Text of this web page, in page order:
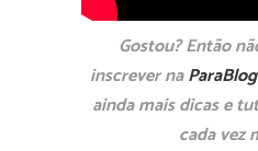
Gostou? Então
inscrever na
ainda mais dicas e
cada vez